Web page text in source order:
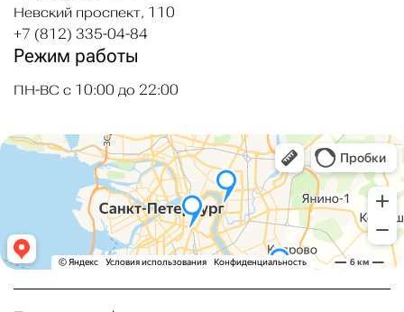
Невский проспект, 110
+7 (812) 335-04-84
Режим работы
ПН-ВС с 10:00 до 22:00